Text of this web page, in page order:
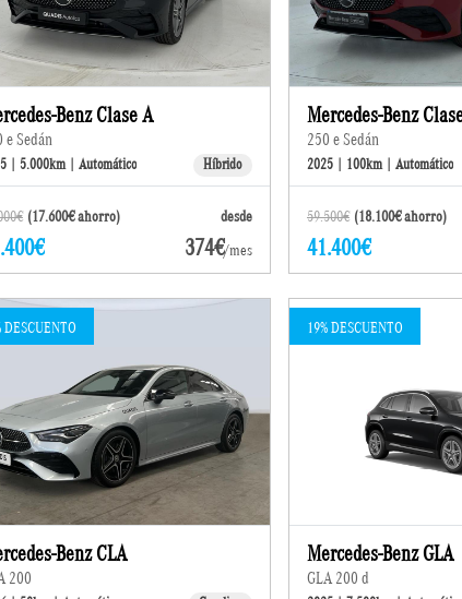
Benz Clase A
e Sedán
| 5.000km | Automático Híbrido
(17.600€ ahorro) desde
374€/mes
Mercedes-Benz
250 e Sedán
2025 | 100km | Automático
59.500€ (18.100€ ahorro)
41.400€
DESCUENTO
Benz CLA
200
19% DESCUENTO
Mercedes-Benz GLA
GLA 200 d